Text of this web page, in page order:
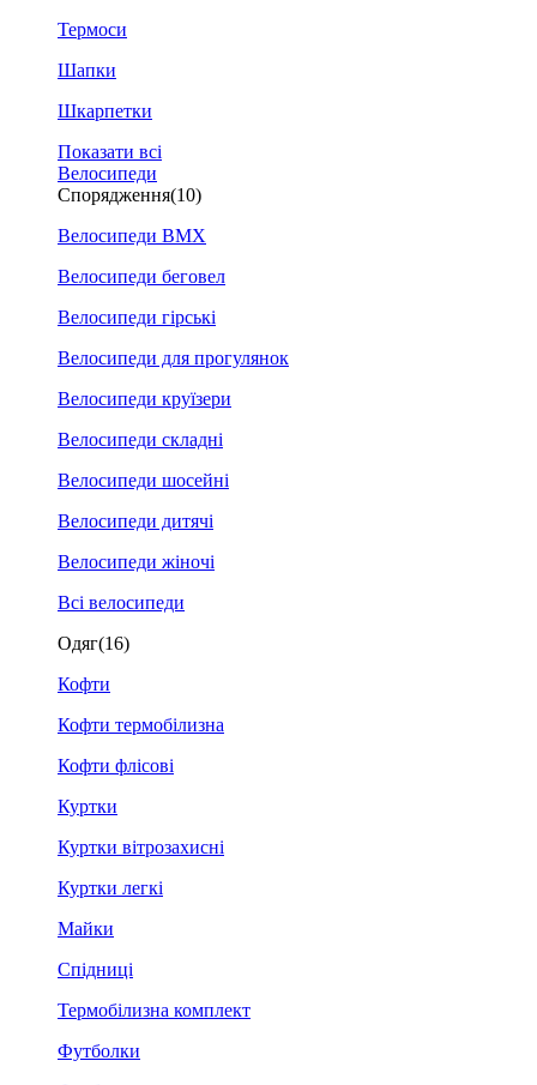
Термоси
Шапки
Шкарпетки
Показати всі
Велосипеди
Спорядження(10)
Велосипеди BMX
Велосипеди беговел
Велосипеди гірські
Велосипеди для прогулянок
Велосипеди круїзери
Велосипеди складні
Велосипеди шосейні
Велосипеди дитячі
Велосипеди жіночі
Всі велосипеди
Одяг(16)
Кофти
Кофти термобілизна
Кофти флісові
Куртки
Куртки вітрозахисні
Куртки легкі
Майки
Спідниці
Термобілизна комплект
Футболки